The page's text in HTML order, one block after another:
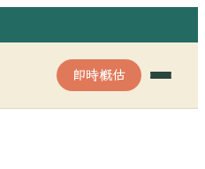
即時概估